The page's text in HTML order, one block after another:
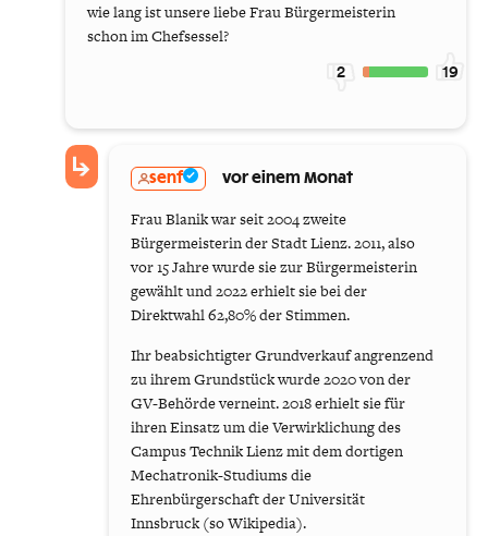
wie lang ist unsere liebe Frau Bürgermeisterin
schon im Chefsessel?
2 19
senf vor einem Monat
Frau Blanik war seit 2004 zweite
Bürgermeisterin der Stadt Lienz. 2011, also
vor 15 Jahre wurde sie zur Bürgermeisterin
gewählt und 2022 erhielt sie bei der
Direktwahl 62,80% der Stimmen.
Ihr beabsichtigter Grundverkauf angrenzend
zu ihrem Grundstück wurde 2020 von der
GV-Behörde verneint. 2018 erhielt sie für
ihren Einsatz um die Verwirklichung des
Campus Technik Lienz mit dem dortigen
Mechatronik-Studiums die
Ehrenbürgerschaft der Universität
Innsbruck (so Wikipedia).